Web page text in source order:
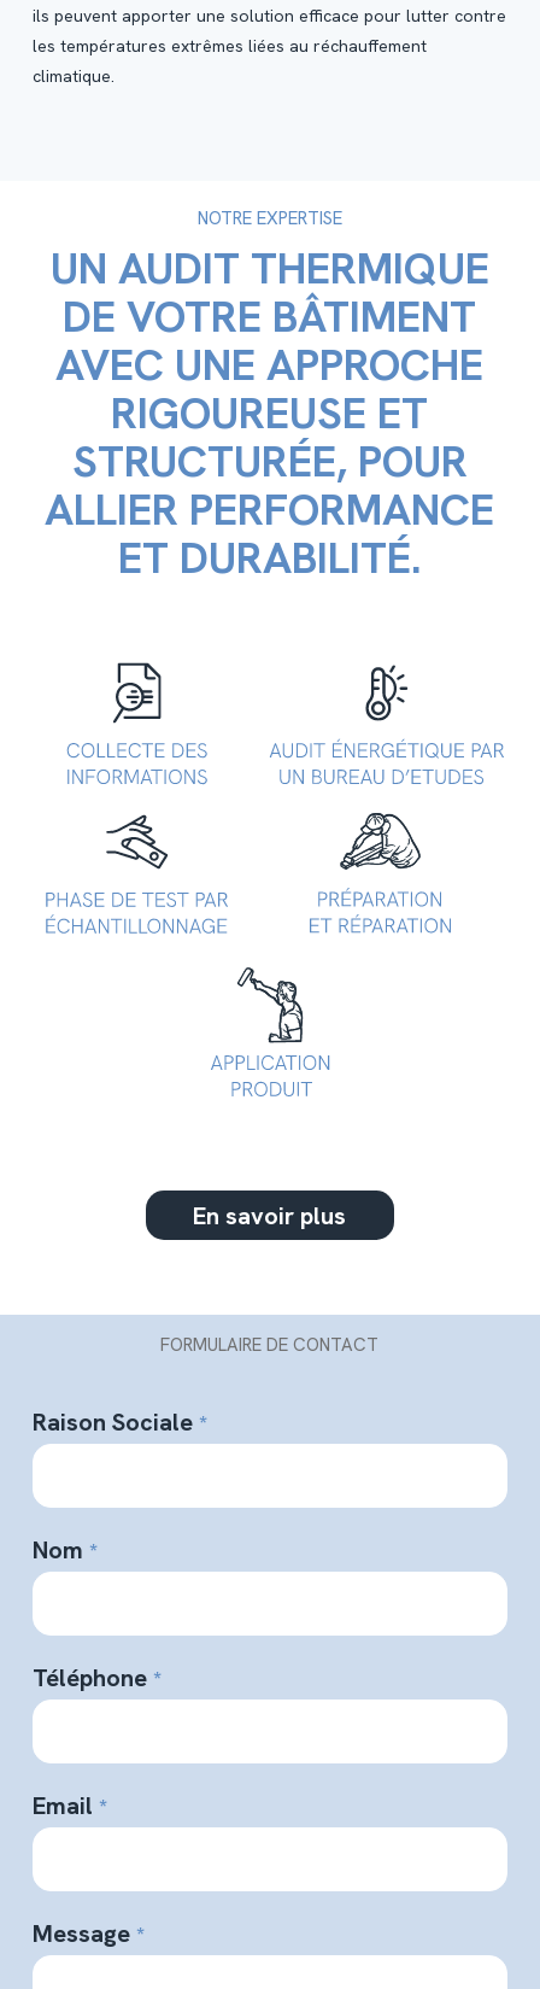
ils peuvent apporter une solution efficace pour lutter contre
les températures extrêmes liées au réchauffement
climatique.
NOTRE EXPERTISE
UN AUDIT THERMIQUE
DE VOTRE BÂTIMENT
AVEC UNE APPROCHE
RIGOUREUSE ET
STRUCTURÉE, POUR
ALLIER PERFORMANCE
ET DURABILITÉ.
En savoir plus
FORMULAIRE DE CONTACT
Raison Sociale *
Nom *
Téléphone *
Email *
Message *